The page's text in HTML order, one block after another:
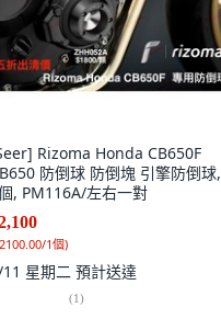
Rizoma Honda CB650F
防倒球 防倒塊 引擎防倒球,
, PM116A/左右一對
1個)
星期二 預計送達
(1)